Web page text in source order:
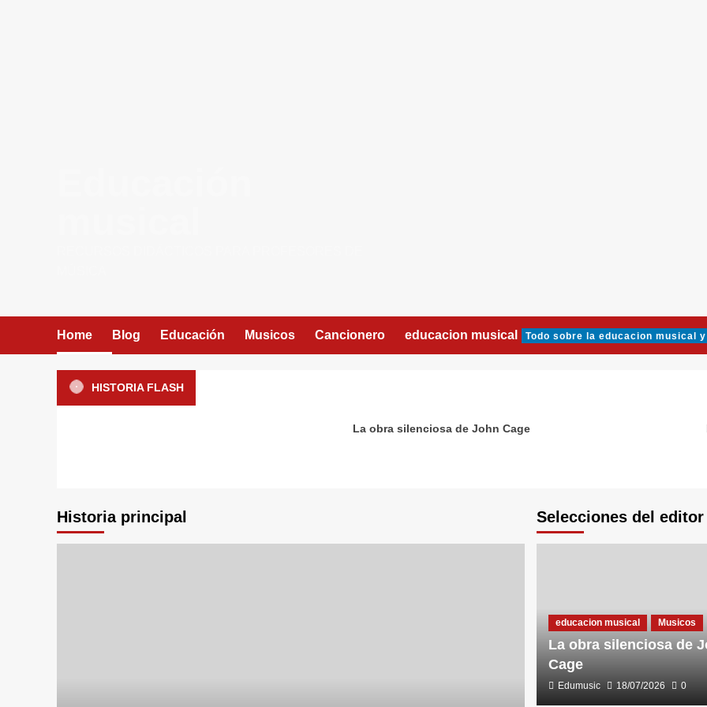
Home Blog Educación Musicos Cancionero educacion musical Todo sobre la educacion musical
HISTORIA FLASH
La obra silenciosa de John Cage
Historia principal Selecciones del editor
educacion musical Musicos
La obra silenciosa de
Cage
Edumusic 18/07/2026 0